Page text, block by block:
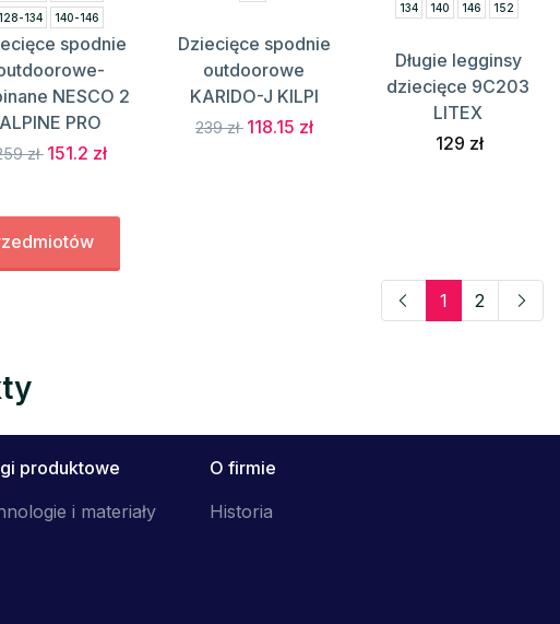
134
140-146
spodnie
NESCO 2
ALPINE PRO
zł 151.2 zł
Dziecięce spodnie
outdoorowe
KARIDO-J KILPI
239 zł 118.15 zł
134 140 146 152
Długie legginsy
dziecięce 9C203
LITEX
129 zł
1 2
produktowe
i materiały
O firmie
Historia